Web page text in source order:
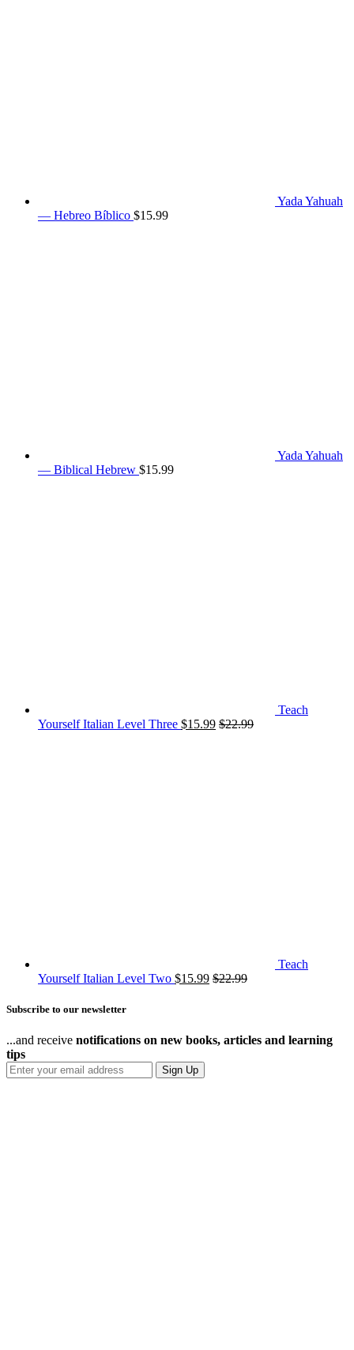
Yada Yahuah
— Hebreo Bíblico $15.99
Yada Yahuah
— Biblical Hebrew $15.99
Teach
Yourself Italian Level Three $15.99 $22.99
Teach
Yourself Italian Level Two $15.99 $22.99
Subscribe to our newsletter
...and receive notifications on new books, articles and learning
tips
Sign Up